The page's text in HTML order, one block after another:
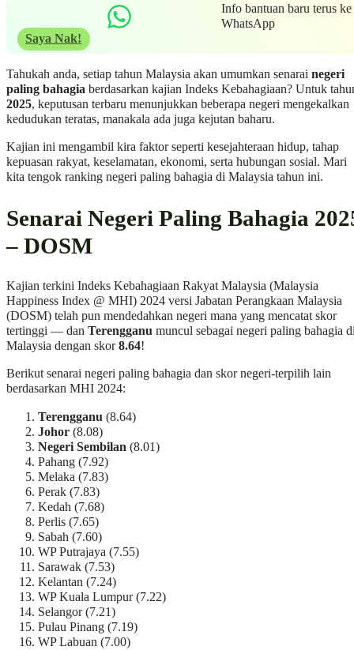
Info bantuan baru terus ke
WhatsApp
Saya Nak!
Tahukah anda, setiap tahun Malaysia akan umumkan senarai negeri
paling bahagia berdasarkan kajian Indeks Kebahagiaan? Untuk
2025, keputusan terbaru menunjukkan beberapa negeri mengekalkan
kedudukan teratas, manakala ada juga kejutan baharu.
Kajian ini mengambil kira faktor seperti kesejahteraan hidup, tahap
kepuasan rakyat, keselamatan, ekonomi, serta hubungan sosial. Mari
kita tengok ranking negeri paling bahagia di Malaysia tahun ini.
Senarai Negeri Paling Bahagia
– DOSM
Kajian terkini Indeks Kebahagiaan Rakyat Malaysia (Malaysia
Happiness Index @ MHI) 2024 versi Jabatan Perangkaan Malaysia
(DOSM) telah pun mendedahkan negeri mana yang mencatat skor
tertinggi — dan Terengganu muncul sebagai negeri paling bahagia
Malaysia dengan skor8.64!
Berikut senarai negeri paling bahagia dan skor negeri-terpilih lain
berdasarkan MHI 2024:
Terengganu (8.64)
Johor (8.08)
Negeri Sembilan (8.01)
Pahang (7.92)
Melaka (7.83)
Perak (7.83)
Kedah (7.68)
Perlis (7.65)
Sabah (7.60)
WP Putrajaya (7.55)
Sarawak (7.53)
Kelantan (7.24)
WP Kuala Lumpur (7.22)
Selangor (7.21)
Pulau Pinang (7.19)
WP Labuan (7.00)